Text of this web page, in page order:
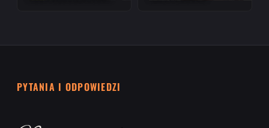
PYTANIA I ODPOWIEDZI